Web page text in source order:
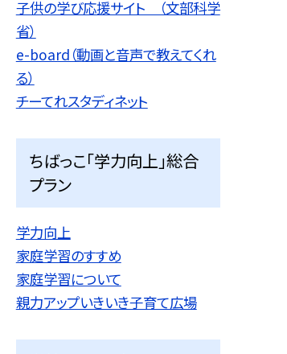
子供の学び応援サイト （文部科学
省）
e-board（動画と音声で教えてくれ
る）
チーてれスタディネット
ちばっこ「学力向上」総合
プラン
学力向上
家庭学習のすすめ
家庭学習について
親力アップいきいき子育て広場